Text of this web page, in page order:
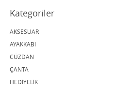
Kategoriler
AKSESUAR
AYAKKABI
CÜZDAN
ÇANTA
HEDİYELİK